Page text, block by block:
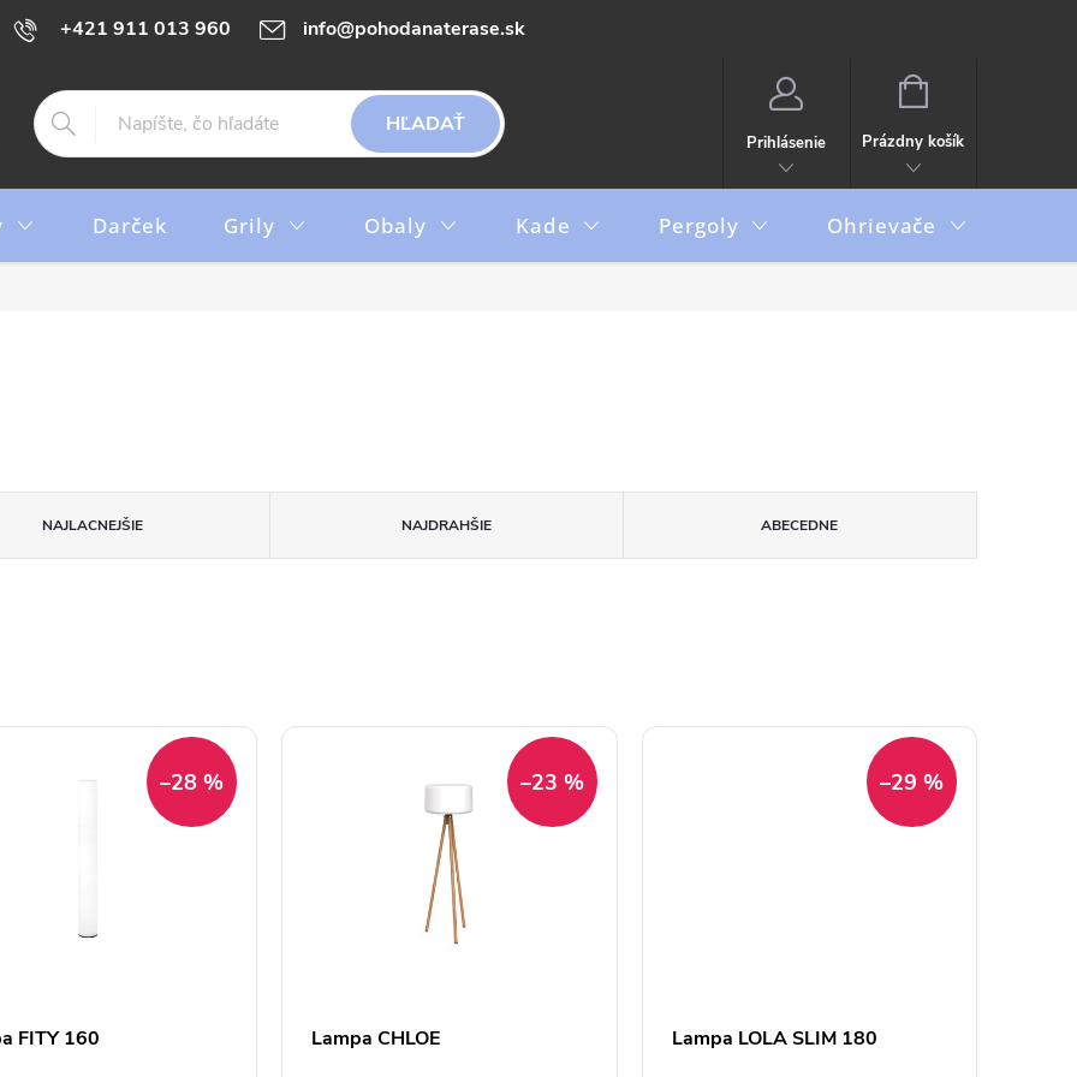
+421 911 013 960 info@pohodanaterase.sk
HĽADAŤ
Prihlásenie
NÁKUPNÝ
Prázdny košík
Darček Grily Obaly Kade Pergoly Ohrievače
NAJLACNEJŠIE NAJDRAHŠIE ABECEDNE
–28 %
FITY 160
–23 %
Lampa CHLOE
–29 %
Lampa LOLA SLIM 180